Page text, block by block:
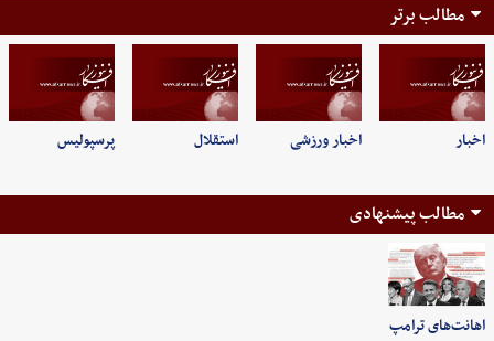
مطالب برتر
اخبار اخبار ورزشی استقلال پرسپولیس
مطالب پیشنهادی
اهانت‌های ترامپ